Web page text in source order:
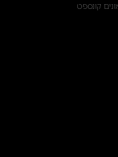
קונספט